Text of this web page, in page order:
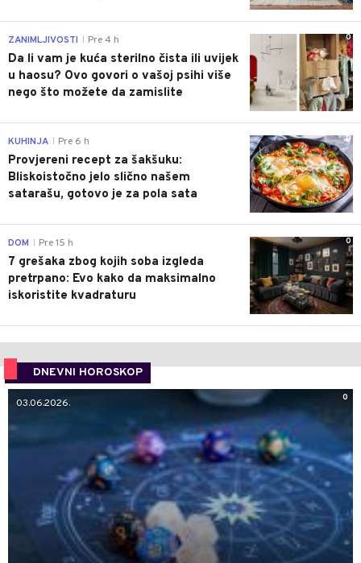
0
ZANIMLJIVOSTI Pre 4 h
Da li vam je kuća sterilno čista ili uvijek
u haosu? Ovo govori o vašoj psihi više
nego što možete da zamislite
0
KUHINJA Pre 6 h
Provjereni recept za šakšuku:
Bliskoistočno jelo slično našem
satarašu, gotovo je za pola sata
0
DOM Pre 15 h
7 grešaka zbog kojih soba izgleda
pretrpano: Evo kako da maksimalno
iskoristite kvadraturu
DNEVNI HOROSKOP
0
03.06.2026.